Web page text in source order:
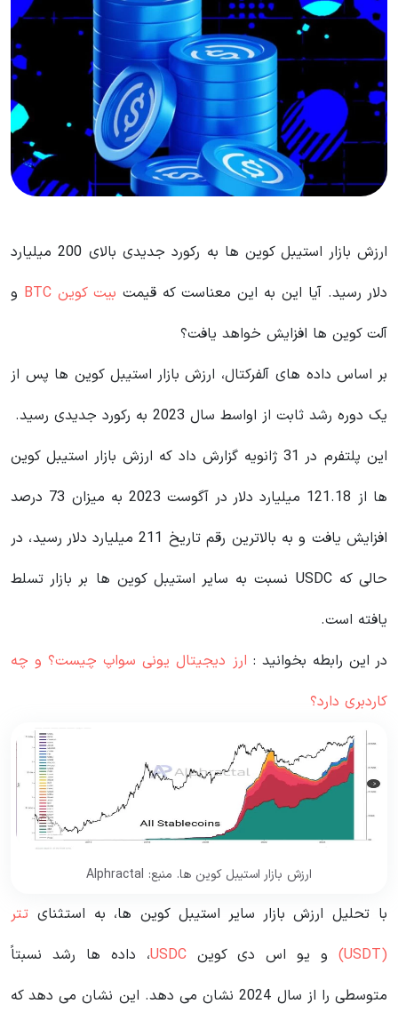
ارزش بازار استیبل کوین ها به رکورد جدیدی بالای 200 میلیارد
دلار رسید. آیا این به این معناست که قیمت بیت کوین BTC
و
آلت کوین ها افزایش خواهد یافت؟
بر اساس داده های آلفرکتال، ارزش بازار استیبل کوین ها پس از
یک دوره رشد ثابت از اواسط سال 2023 به رکورد جدیدی رسید.
این پلتفرم در 31 ژانویه گزارش داد که ارزش بازار استیبل کوین
ها از 121.18 میلیارد دلار در آگوست 2023 به میزان 73 درصد
افزایش یافت و به بالاترین رقم تاریخ 211 میلیارد دلار رسید، در
حالی که USDC نسبت به سایر استیبل کوین ها بر بازار تسلط
یافته است.
در این رابطه بخوانید‌ : ارز دیجیتال یونی سواپ چیست؟ و چه
کاردبری دارد؟
ارزش بازار استیبل کوین ها. منبع: Alphractal
با تحلیل ارزش بازار سایر استیبل کوین ها، به استثنای تتر
(USDT)
و یو اس دی کوین USDC، داده ها رشد نسبتاً
متوسطی را از سال 2024 نشان می دهد. این نشان می دهد که